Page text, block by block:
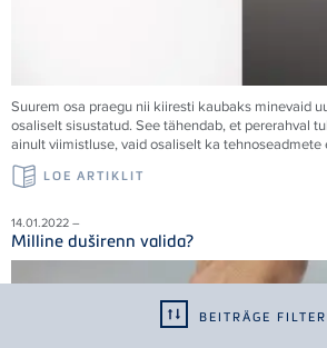
BEITRÄGE
Suurem osa praegu nii kiiresti kaubaks minevaid
osaliselt sisustatud. See tähendab, et pererahval
ainult viimistluse, vaid osaliselt ka tehnoseadmete
LOE ARTIKLIT
14.01.2022 –
Milline duširenn valida?